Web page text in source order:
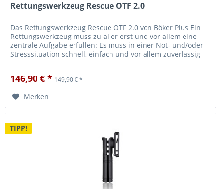
Rettungswerkzeug Rescue OTF 2.0
Das Rettungswerkzeug Rescue OTF 2.0 von Böker Plus Ein
Rettungswerkzeug muss zu aller erst und vor allem eine
zentrale Aufgabe erfüllen: Es muss in einer Not- und/oder
Stresssituation schnell, einfach und vor allem zuverlässig
146,90 € * 149,90 € *
Merken
TIPP!